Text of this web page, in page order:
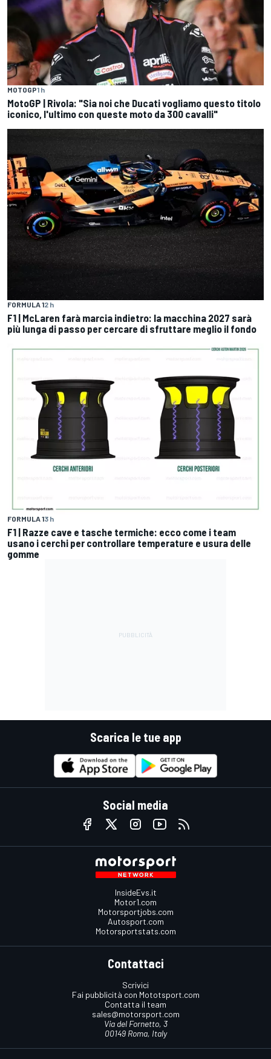
MOTOGP1 h
MotoGP | Rivola: "Sia noi che Ducati vogliamo questo titolo
iconico, l'ultimo con queste moto da 300 cavalli"
FORMULA 12 h
F1 | McLaren farà marcia indietro: la macchina 2027 sarà
più lunga di passo per cercare di sfruttare meglio il fondo
FORMULA 13 h
F1 | Razze cave e tasche termiche: ecco come i team
usano i cerchi per controllare temperature e usura delle
gomme
Scarica le tue app
Social media
InsideEvs.it
Motor1.com
Motorsportjobs.com
Autosport.com
Motorsportstats.com
Contattaci
Scrivici
Fai pubblicità con Mototsport.com
Contatta il team
sales@motorsport.com
Via del Fornetto, 3
00149 Roma, Italy